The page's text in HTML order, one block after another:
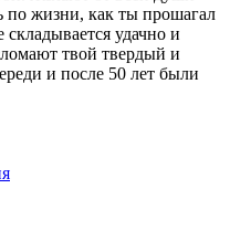
по жизни, как ты прошагал
удачно и
твой твердый и
и после 50 лет были